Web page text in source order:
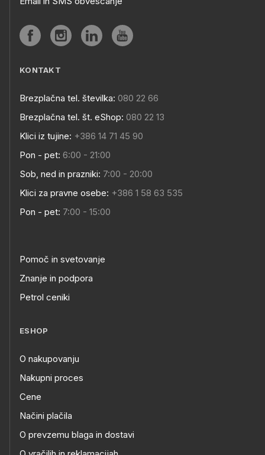
KONTAKT
Brezplačna tel. številka: 080 22 66
Brezplačna tel. št. eShop: 080 22 13
Klici iz tujine: +386 14 71 45 90
Pon - pet: 6:00 - 21:00
Sob, ned in prazniki: 7:00 - 20:00
Klici za pravne osebe: +386 1 58 63 535
Pon - pet: 7:00 - 15:00
Pomoč in svetovanje
Znanje in podpora
Petrol ceniki
ESHOP
O nakupovanju
Nakupni proces
Cene
Načini plačila
O prevzemu blaga in dostavi